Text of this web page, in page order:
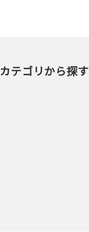
カテゴリから探す